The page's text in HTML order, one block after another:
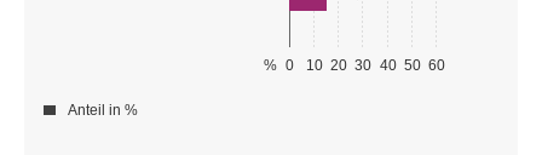
0 10 20 30 40 50 60
%
Anteil in %